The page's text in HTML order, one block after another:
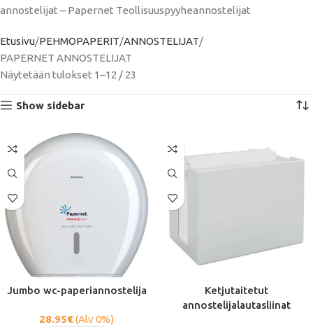
annostelijat – Papernet Teollisuuspyyheannostelijat
Etusivu PEHMOPAPERIT ANNOSTELIJAT
PAPERNET ANNOSTELIJAT
Näytetään tulokset 1–12 / 23
Show sidebar
Jumbo wc-paperiannostelija
28.95€(Alv 0%)
Ketjutaitetut
annostelijalautasliinat